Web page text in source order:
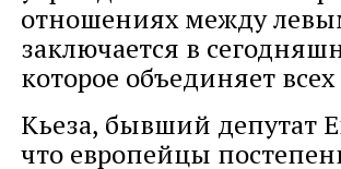
отношениях между
заключается в
которое объединяет
Кьеза, бывший депутат
что европейцы